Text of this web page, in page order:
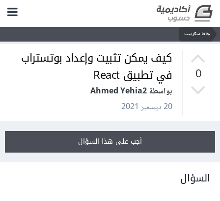
جافا سكريبت
0
كيف يمكن تثبيت وإعداد بوتستراب
في تطبيق React
بواسطة Ahmed Yehia2
20 ديسمبر 2021
أجب على هذا السؤال
السؤال